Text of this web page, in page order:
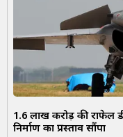
1.6 लाख करोड़ की राफेल
निर्माण का प्रस्ताव सौंपा